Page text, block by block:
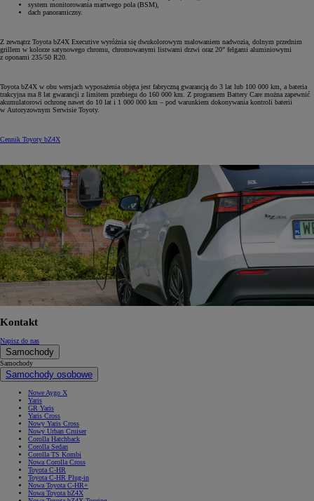
system monitorowania martwego pola (BSM),
dach panoramiczny.
Z zewnątrz Toyota bZ4X Executive wyróżnia się dwukolorowym malowaniem nadwozia, dolnym przednim
grillem w kolorze satynowego chromu, chromowanymi listwami drzwi oraz 20" felgami aluminiowymi
z oponami 235/50 R20.
Toyota bZ4X w obu wersjach wyposażenia objęta jest fabryczną gwarancją do 3 lat lub 100 000 km, a bateria
trakcyjna ma 8 lat gwarancji z limitem przebiegu do 160 000 km. Z programem Battery Care można zapewnić
akumulatorowi ochronę nawet do 10 lat i 1 000 000 km – pod warunkiem dokonywania kontroli baterii
w Autoryzownym Serwisie Toyoty.
Cennik Toyoty bZ4X
Kontakt
Napisz do nas
Samochody
Samochody
Samochody osobowe
Nowe Aygo X
Yaris
GR Yaris
Yaris Cross
Nowy Yaris Cross
Nowy Urban Cruiser
Corolla Hatchback
Corolla Sedan
Corolla TS Kombi
Nowa Corolla Cross
Toyota C-HR
Toyota C-HR Plug-in
Nowa Toyota C-HR+
Nowa Toyota bZ4X